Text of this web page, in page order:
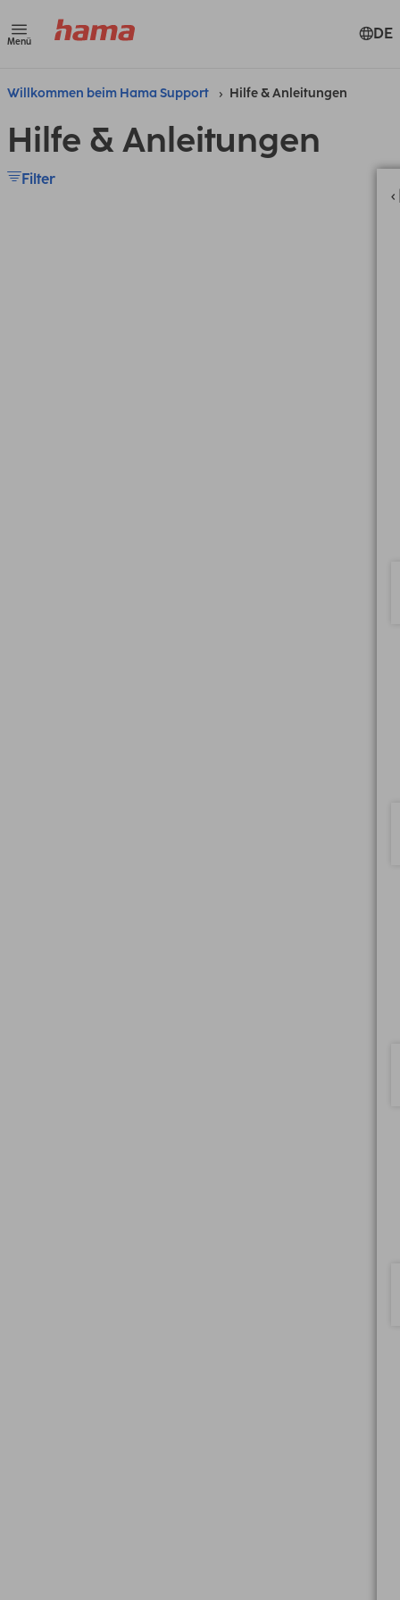
Menü DE
Willkommen beim Hama Support Hilfe & Anleitungen
Hilfe & Anleitungen
Filter